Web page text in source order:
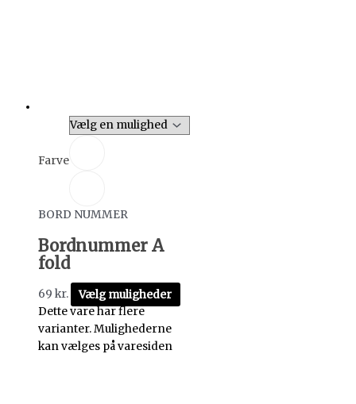
Farve
BORD NUMMER
Bordnummer A
fold
69 kr.
Vælg muligheder
Dette vare har flere
varianter. Mulighederne
kan vælges på varesiden